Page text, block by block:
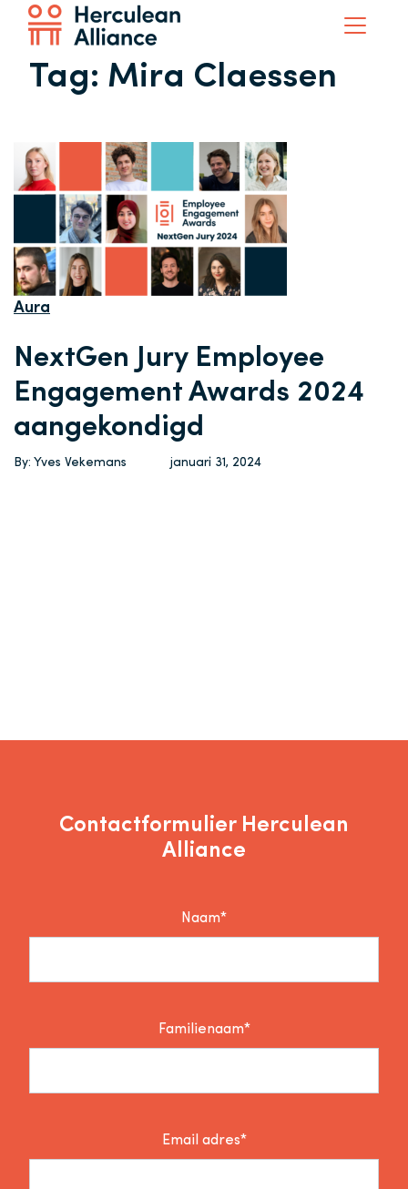
Tag: Mira Claessen
Aura
NextGen Jury Employee
Engagement Awards 2024
aangekondigd
By: Yves Vekemans januari 31, 2024
Contactformulier Herculean
Alliance
Naam*
Familienaam*
Email adres*